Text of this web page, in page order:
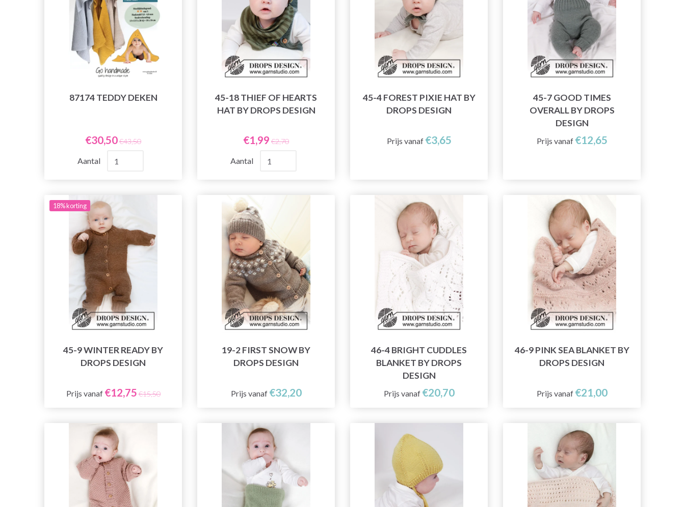
87174 TEDDY DEKEN
€30,50€43,50
Aantal
45-18 THIEF OF HEARTS
HAT BY DROPS DESIGN
€1,99 €2,70
Aantal
45-4 FOREST PIXIE HAT BY
DROPS DESIGN
Prijs vanaf €3,65
45-7 GOOD TIMES
OVERALL BY DROPS
DESIGN
Prijs vanaf €12,65
18% korting
45-9 WINTER READY BY
DROPS DESIGN
Prijs vanaf €12,75 €15,50
19-2 FIRST SNOW BY
DROPS DESIGN
Prijs vanaf €32,20
46-4 BRIGHT CUDDLES
BLANKET BY DROPS
DESIGN
Prijs vanaf €20,70
46-9 PINK SEA BLANKET BY
DROPS DESIGN
Prijs vanaf €21,00